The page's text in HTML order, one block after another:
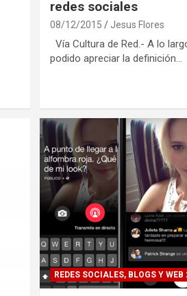
redes sociales
08/12/2015 Jesus Flores
Vía Cultura de Red.- A lo
podido apreciar la definición…
REDES SOCIALES, BLOGS Y WEB